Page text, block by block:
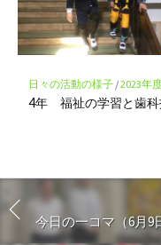
日々の活動の様子/2023年
4年 福祉の学習と歯科
今日の一コマ（6月9